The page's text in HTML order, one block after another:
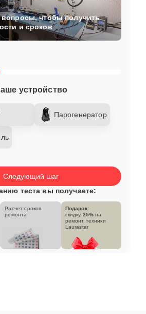
устройство
Парогенератор
вопросы, чтобы получить
и сроков
Следующий шаг
теста вы получаете:
Расчет сроков
ремонта
Подарок:
скидку 25% на
ремонт техники
Laurastar